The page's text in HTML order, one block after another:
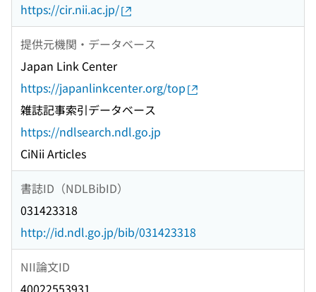
https://cir.nii.ac.jp/
提供元機関・データベース
Japan Link Center
https://japanlinkcenter.org/top
雑誌記事索引データベース
https://ndlsearch.ndl.go.jp
CiNii Articles
書誌ID（NDLBibID）
031423318
http://id.ndl.go.jp/bib/031423318
NII論文ID
40022553931